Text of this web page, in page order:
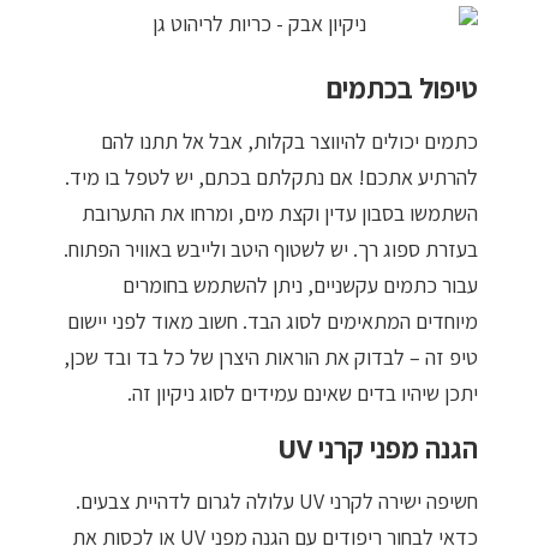
טיפול בכתמים
כתמים יכולים להיווצר בקלות, אבל אל תתנו להם
להרתיע אתכם! אם נתקלתם בכתם, יש לטפל בו מיד.
השתמשו בסבון עדין וקצת מים, ומרחו את התערובת
בעזרת ספוג רך. יש לשטוף היטב ולייבש באוויר הפתוח.
עבור כתמים עקשניים, ניתן להשתמש בחומרים
מיוחדים המתאימים לסוג הבד. חשוב מאוד לפני יישום
טיפ זה – לבדוק את הוראות היצרן של כל בד ובד שכן,
יתכן שיהיו בדים שאינם עמידים לסוג ניקיון זה.
הגנה מפני קרני UV
חשיפה ישירה לקרני UV עלולה לגרום לדהיית צבעים.
כדאי לבחור ריפודים עם הגנה מפני UV או לכסות את